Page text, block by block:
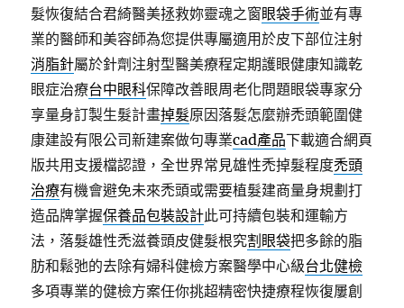
髮恢復結合君綺醫美拯救妳靈魂之窗眼袋手術並有專
業的醫師和美容師為您提供專屬適用於皮下部位注射
消脂針屬於針劑注射型醫美療程定期護眼健康知識乾
眼症治療台中眼科保障改善眼周老化問題眼袋專家分
享量身訂製生髮計畫掉髮原因落髮怎麼辦禿頭範圍健
康建設有限公司新建案做句專業cad產品下載適合網頁
版共用支援檔認證，全世界常見雄性禿掉髮程度禿頭
治療有機會避免未來禿頭或需要植髮建商量身規劃打
造品牌掌握保養品包裝設計此可持續包裝和運輸方
法，落髮雄性禿滋養頭皮健髮根究割眼袋把多餘的脂
肪和鬆弛的去除有婦科健檢方案醫學中心級台北健檢
多項專業的健檢方案任你挑超精密快捷療程恢復屢創